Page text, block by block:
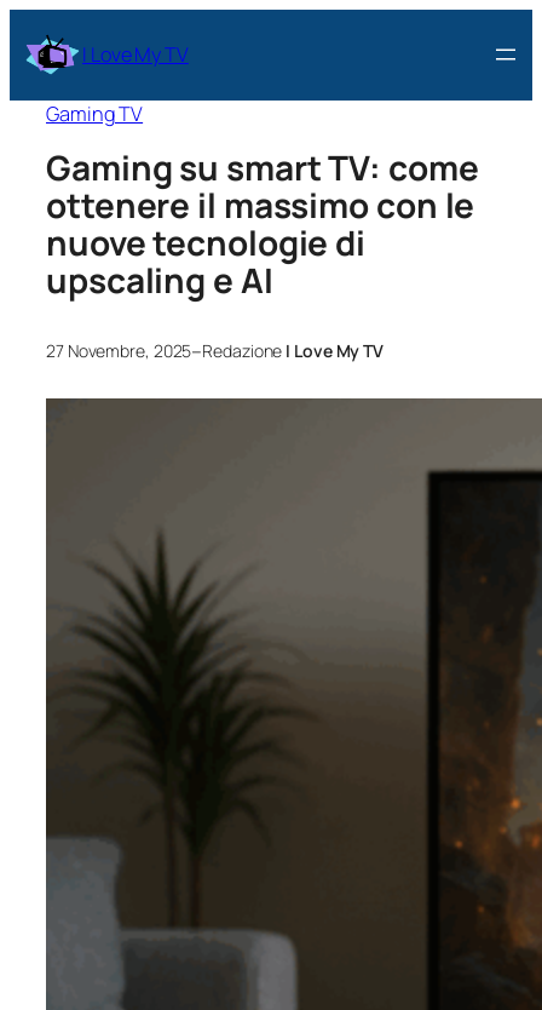
I Love My TV
Gaming TV
Gaming su smart TV: come
ottenere il massimo con le
nuove tecnologie di
upscaling e AI
27 Novembre, 2025–Redazione I Love My TV